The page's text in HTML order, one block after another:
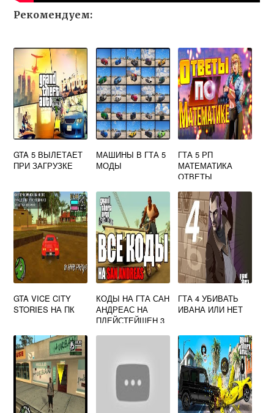
Рекомендуем:
GTA 5 ВЫЛЕТАЕТ
ПРИ ЗАГРУЗКЕ
МАШИНЫ В ГТА 5
МОДЫ
ГТА 5 РП
МАТЕМАТИКА
ОТВЕТЫ
GTA VICE CITY
STORIES НА ПК
КОДЫ НА ГТА САН
АНДРЕАС НА
ПЛЕЙСТЕЙШЕН 3
ГТА 4 УБИВАТЬ
ИВАНА ИЛИ НЕТ